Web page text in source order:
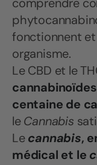
fonctionnent
organisme.
Le CBD et le
cannabinoïdes
centaine de
leCannabis
Lecannabis,
médical et le